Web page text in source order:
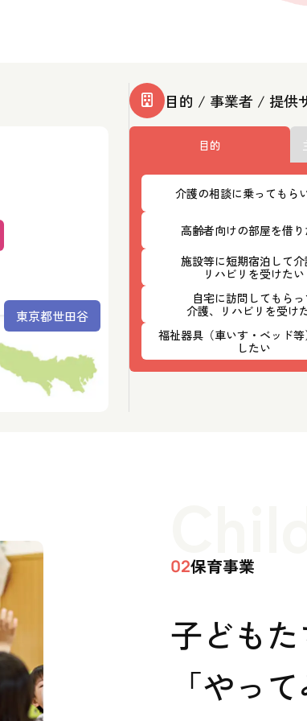
東京都世田谷
目的 / 事業者 / 提供
目的
介護の相談に乗ってもら
高齢者向けの部屋を借り
施設等に短期宿泊して介
リハビリを受けたい
自宅に訪問してもらっ
介護、リハビリを受け
福祉器具（車いす・ベッド等
したい
02保育事業
子ども
「やっ